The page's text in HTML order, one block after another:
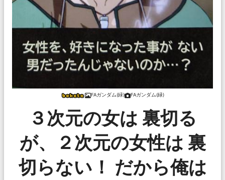
FAガンダム(緑) FAガンダム(緑)
３次元の女は 裏切る
が、２次元の女性は 裏
切らない！ だから俺は